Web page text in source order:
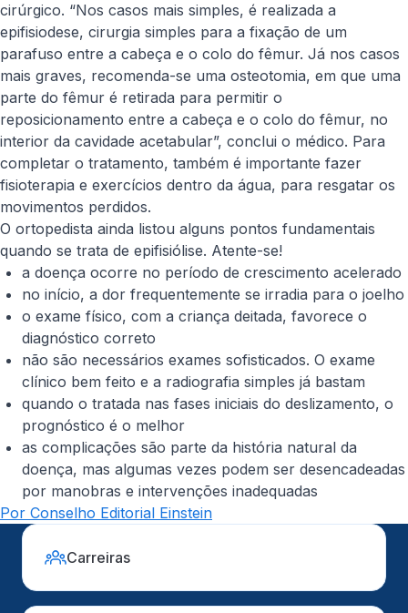
cirúrgico. “Nos casos mais simples, é realizada a
epifisiodese, cirurgia simples para a fixação de um
parafuso entre a cabeça e o colo do fêmur. Já nos casos
mais graves, recomenda-se uma osteotomia, em que uma
parte do fêmur é retirada para permitir o
reposicionamento entre a cabeça e o colo do fêmur, no
interior da cavidade acetabular”, conclui o médico. Para
completar o tratamento, também é importante fazer
fisioterapia e exercícios dentro da água, para resgatar os
movimentos perdidos.
O ortopedista ainda listou alguns pontos fundamentais
quando se trata de epifisiólise. Atente-se!
a doença ocorre no período de crescimento acelerado
no início, a dor frequentemente se irradia para o joelho
o exame físico, com a criança deitada, favorece o
diagnóstico correto
não são necessários exames sofisticados. O exame
clínico bem feito e a radiografia simples já bastam
quando o tratada nas fases iniciais do deslizamento, o
prognóstico é o melhor
as complicações são parte da história natural da
doença, mas algumas vezes podem ser desencadeadas
por manobras e intervenções inadequadas
Por Conselho Editorial Einstein
Carreiras